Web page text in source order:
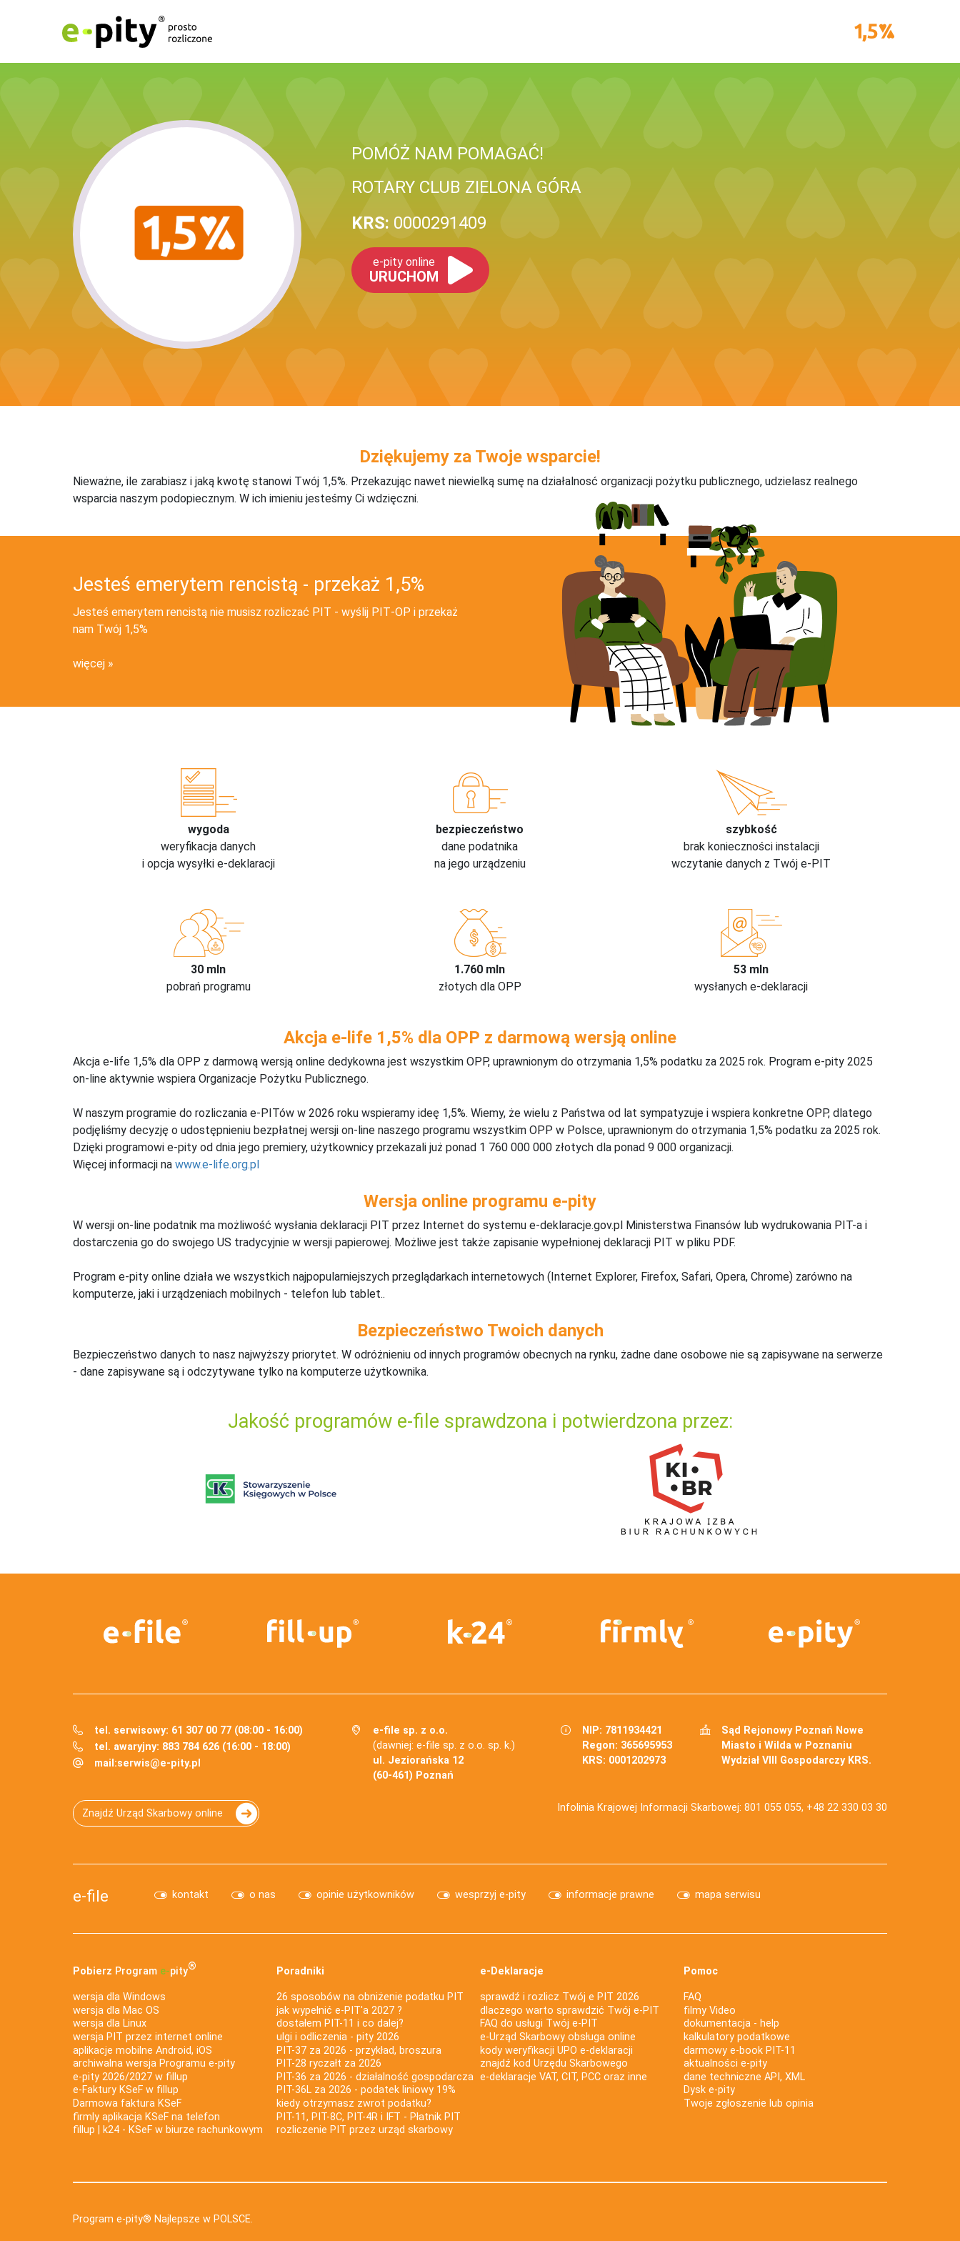
POMÓŻ NAM POMAGAĆ!
ROTARY CLUB ZIELONA GÓRA
KRS: 0000291409
e-pity online
URUCHOM
Dziękujemy za Twoje wsparcie!
Nieważne, ile zarabiasz i jaką kwotę stanowi Twój 1,5%. Przekazując nawet niewielką sumę na działalnosć organizacji pożytku publicznego, udzielasz realnego
wsparcia naszym podopiecznym. W ich imieniu jesteśmy Ci wdzięczni.
Jesteś emerytem rencistą - przekaż 1,5%
Jesteś emerytem rencistą nie musisz rozliczać PIT - wyślij PIT‑OP i przekaż
nam Twój 1,5%
więcej
wygoda
weryfikacja danych
i opcja wysyłki e-deklaracji
bezpieczeństwo
dane podatnika
na jego urządzeniu
szybkość
brak konieczności instalacji
wczytanie danych z Twój e-PIT
30 mln
pobrań programu
1.760 mln
złotych dla OPP
53 mln
wysłanych e-deklaracji
Akcja e-life 1,5% dla OPP z darmową wersją online
Akcja e-life 1,5% dla OPP z darmową wersją online dedykowna jest wszystkim OPP, uprawnionym do otrzymania 1,5% podatku za 2025 rok. Program e-pity 2025
on-line aktywnie wspiera Organizacje Pożytku Publicznego.
W naszym programie do rozliczania e-PITów w 2026 roku wspieramy ideę 1,5%. Wiemy, że wielu z Państwa od lat sympatyzuje i wspiera konkretne OPP, dlatego
podjęliśmy decyzję o udostępnieniu bezpłatnej wersji on-line naszego programu wszystkim OPP w Polsce, uprawnionym do otrzymania 1,5% podatku za 2025 rok.
Dzięki programowi e-pity od dnia jego premiery, użytkownicy przekazali już ponad 1 760 000 000 złotych dla ponad 9 000 organizacji.
Więcej informacji na www.e-life.org.pl
Wersja online programu e-pity
W wersji on-line podatnik ma możliwość wysłania deklaracji PIT przez Internet do systemu e-deklaracje.gov.pl Ministerstwa Finansów lub wydrukowania PIT-a i
dostarczenia go do swojego US tradycyjnie w wersji papierowej. Możliwe jest także zapisanie wypełnionej deklaracji PIT w pliku PDF.
Program e-pity online działa we wszystkich najpopularniejszych przeglądarkach internetowych (Internet Explorer, Firefox, Safari, Opera, Chrome) zarówno na
komputerze, jaki i urządzeniach mobilnych - telefon lub tablet..
Bezpieczeństwo Twoich danych
Bezpieczeństwo danych to nasz najwyższy priorytet. W odróżnieniu od innych programów obecnych na rynku, żadne dane osobowe nie są zapisywane na serwerze
- dane zapisywane są i odczytywane tylko na komputerze użytkownika.
Jakość programów e-file sprawdzona i potwierdzona przez:
tel. serwisowy: 61 307 00 77 (08:00 - 16:00)
tel. awaryjny: 883 784 626 (16:00 - 18:00)
mail:serwis@e-pity.pl
e-file sp. z o.o.
(dawniej: e-file sp. z o.o. sp. k.)
ul. Jeziorańska 12
(60-461) Poznań
NIP: 7811934421
Regon: 365695953
KRS: 0001202973
Sąd Rejonowy Poznań Nowe
Miasto i Wilda w Poznaniu
Wydział VIII Gospodarczy KRS.
Znajdź Urząd Skarbowy online Infolinia Krajowej Informacji Skarbowej: 801 055 055, +48 22 330 03 30
e-file kontakt o nas opinie użytkowników wesprzyj e-pity informacje prawne mapa serwisu
Pobierz Program e‑pity®
wersja dla Windows
wersja dla Mac OS
wersja dla Linux
wersja PIT przez internet online
aplikacje mobilne Android, iOS
archiwalna wersja Programu e-pity
e-pity 2026/2027 w fillup
e‑Faktury KSeF w fillup
Darmowa faktura KSeF
firmly aplikacja KSeF na telefon
fillup | k24 - KSeF w biurze rachunkowym
Poradniki
26 sposobów na obniżenie podatku PIT
jak wypełnić e-PIT'a 2027 ?
dostałem PIT-11 i co dalej?
ulgi i odliczenia - pity 2026
PIT-37 za 2026 - przykład, broszura
PIT-28 ryczałt za 2026
PIT-36 za 2026 - działalność gospodarcza
PIT-36L za 2026 - podatek liniowy 19%
kiedy otrzymasz zwrot podatku?
PIT-11, PIT-8C, PIT-4R i IFT - Płatnik PIT
rozliczenie PIT przez urząd skarbowy
e-Deklaracje
sprawdź i rozlicz Twój e PIT 2026
dlaczego warto sprawdzić Twój e-PIT
FAQ do usługi Twój e-PIT
e-Urząd Skarbowy obsługa online
kody weryfikacji UPO e-deklaracji
znajdź kod Urzędu Skarbowego
e-deklaracje VAT, CIT, PCC oraz inne
Pomoc
FAQ
filmy Video
dokumentacja - help
kalkulatory podatkowe
darmowy e-book PIT-11
aktualności e-pity
dane techniczne API, XML
Dysk e-pity
Twoje zgłoszenie lub opinia
Program e-pity® Najlepsze w POLSCE.